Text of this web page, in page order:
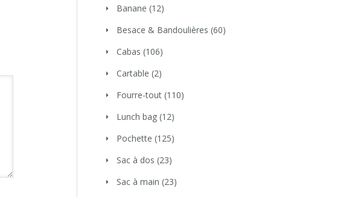
Banane (12)
Besace & Bandoulières (60)
Cabas (106)
Cartable (2)
Fourre-tout (110)
Lunch bag (12)
Pochette (125)
Sac à dos (23)
Sac à main (23)